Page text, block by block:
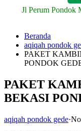
Jl Perum Pondok
Beranda
aqiqah pondok
PAKET
PONDOK
PAKET
BEKASI
aqiqah pondok gede·